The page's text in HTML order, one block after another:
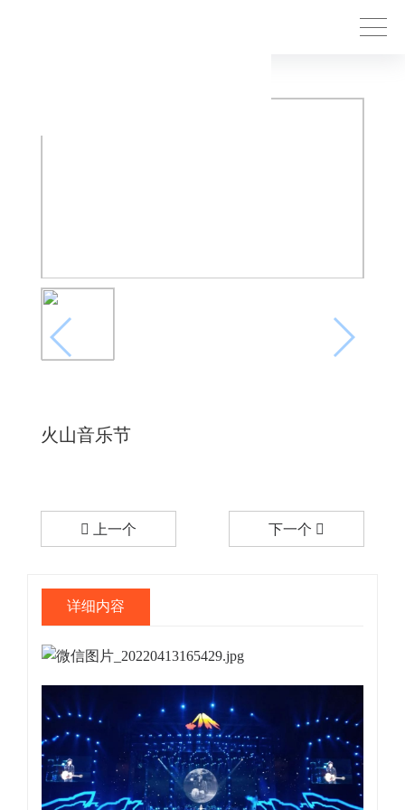
火山音乐节
上一个 下一个
详细内容